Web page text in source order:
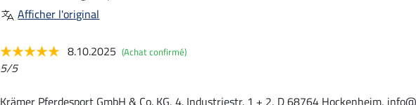
Afficher l'original
8.10.2025 (Achat confirmé)
5/5
Krämer Pferdesport GmbH & Co. KG, 4. Industriestr. 1 + 2, D 68764 Hockenheim,